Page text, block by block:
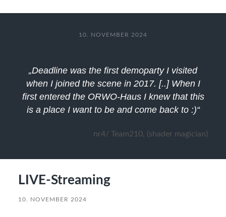
10. NOVEMBER 2024
„Deadline was the first demoparty I visited
when I joined the scene in 2017. [..] When I
first entered the ORWO-Haus I knew that this
is a place I want to be and come back to :)“
nr4/ Team210, (shader magician)
LIVE-Streaming
10. NOVEMBER 2024